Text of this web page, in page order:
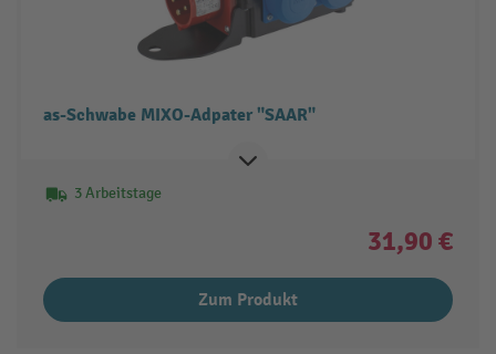
as-Schwabe MIXO-Adpater "SAAR"
3 Arbeitstage
31,90 €
Zum Produkt